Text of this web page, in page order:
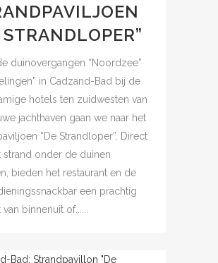
STRANDLOPER”
duinovergangen “Noordzee”
in Cadzand-Bad bij de
hotels ten zuidwesten van
jachthaven gaan we naar het
“De Strandloper”. Direct
strand onder de duinen
bieden het restaurant en de
een prachtig
binnenuit of......